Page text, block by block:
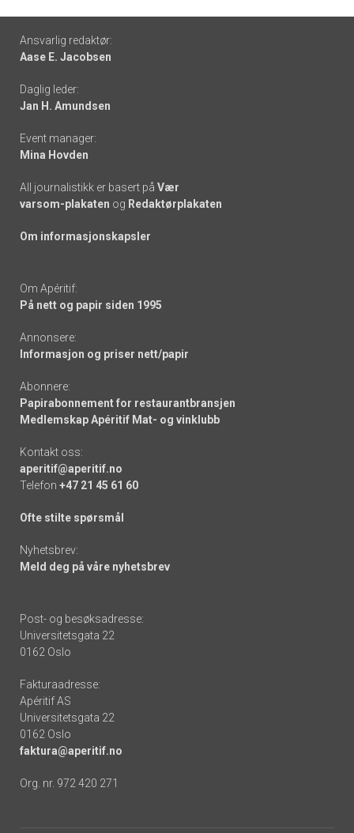
Footer
-
links
Ansvarlig redaktør:
Aase E. Jacobsen
Daglig leder:
Jan H. Amundsen
Event manager:
Mina Hovden
All journalistikk er basert på Vær
varsom-plakaten og Redaktørplakaten
Om informasjonskapsler
Om Apéritif:
På nett og papir siden 1995
Annonsere:
Informasjon og priser nett/papir
Abonnere:
Papirabonnement for restaurantbransjen
Medlemskap Apéritif Mat- og vinklubb
Kontakt oss:
aperitif@aperitif.no
Telefon +47 21 45 61 60
Ofte stilte spørsmål
Nyhetsbrev:
Meld deg på våre nyhetsbrev
Post- og besøksadresse:
Universitetsgata 22
0162 Oslo
Fakturaadresse:
Apéritif AS
Universitetsgata 22
0162 Oslo
faktura@aperitif.no
Org. nr. 972 420 271